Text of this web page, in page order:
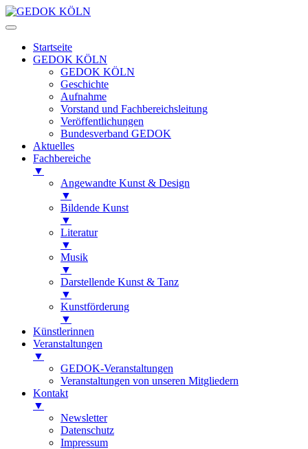
Startseite
GEDOK KÖLN
GEDOK KÖLN
Geschichte
Aufnahme
Vorstand und Fachbereichsleitung
Veröffentlichungen
Bundesverband GEDOK
Aktuelles
Fachbereiche
▼
Angewandte Kunst & Design
▼
Bildende Kunst
▼
Literatur
▼
Musik
▼
Darstellende Kunst & Tanz
▼
Kunstförderung
▼
Künstlerinnen
Veranstaltungen
▼
GEDOK-Veranstaltungen
Veranstaltungen von unseren Mitgliedern
Kontakt
▼
Newsletter
Datenschutz
Impressum